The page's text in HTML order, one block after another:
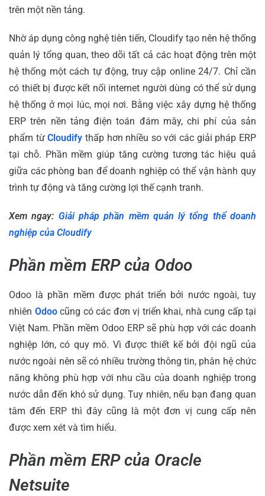
trên một nền tảng.
Nhờ áp dụng công nghệ tiên tiến, Cloudify tạo nên hệ thống
quản lý tổng quan, theo dõi tất cả các hoạt động trên một
hệ thống một cách tự động, truy cập online 24/7. Chỉ cần
có thiết bị được kết nối internet người dùng có thể sử dụng
hệ thống ở mọi lúc, mọi nơi. Bằng việc xây dựng hệ thống
ERP trên nền tảng điện toán đám mây, chi phí của sản
phẩm từCloudify thấp hơn nhiều so với các giải pháp ERP
tại chỗ. Phần mềm giúp tăng cường tương tác hiệu quả
giữa các phòng ban để doanh nghiệp có thể vận hành quy
trình tự động và tăng cường lợi thế cạnh tranh.
Xem ngay: Giải pháp phần mềm quản lý tổng thể doanh
nghiệp của Cloudify
Phần mềm ERP của Odoo
Odoo là phần mềm được phát triển bởi nước ngoài, tuy
nhiên Odoo cũng có các đơn vị triển khai, nhà cung cấp tại
Việt Nam. Phần mềm Odoo ERP sẽ phù hợp với các doanh
nghiệp lớn, có quy mô. Vì được thiết kế bởi đội ngũ của
nước ngoài nên sẽ có nhiều trường thông tin, phân hệ chức
năng không phù hợp với nhu cầu của doanh nghiệp trong
nước dẫn đến khó sử dụng. Tuy nhiên, nếu bạn đang quan
tâm đến ERP thì đây cũng là một đơn vị cung cấp nên
được xem xét và tìm hiểu.
Phần mềm ERP của Oracle
Netsuite